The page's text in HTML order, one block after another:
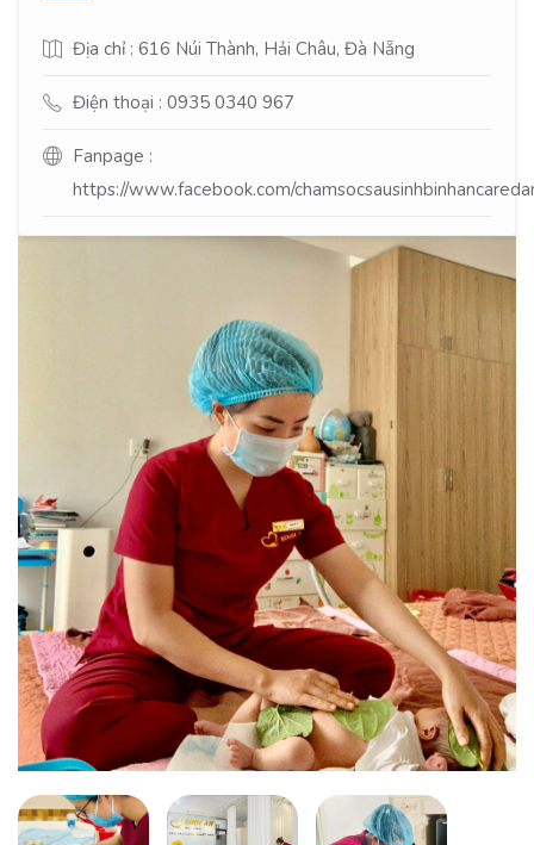
Địa chỉ : 616 Núi Thành, Hải Châu, Đà Nẵng
Điện thoại : 0935 0340 967
Fanpage :
https://www.facebook.com/